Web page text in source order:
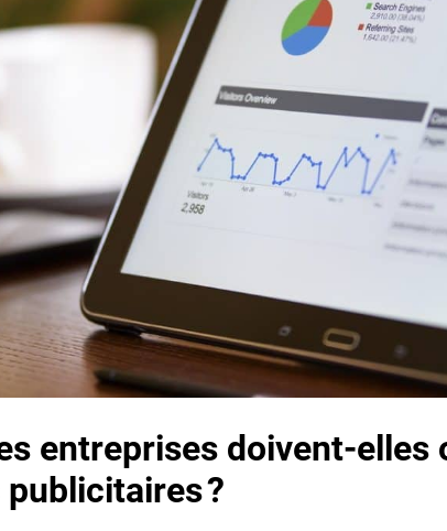
entreprises doivent-elles
?